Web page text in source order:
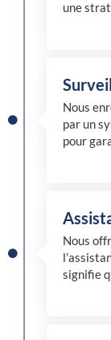
une
Nous
par un
pour
Nous
signifie